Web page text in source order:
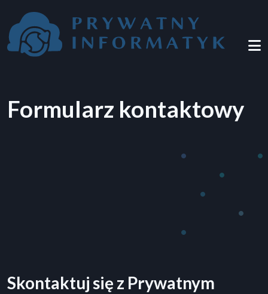
Formularz kontaktowy
Skontaktuj się z Prywatnym